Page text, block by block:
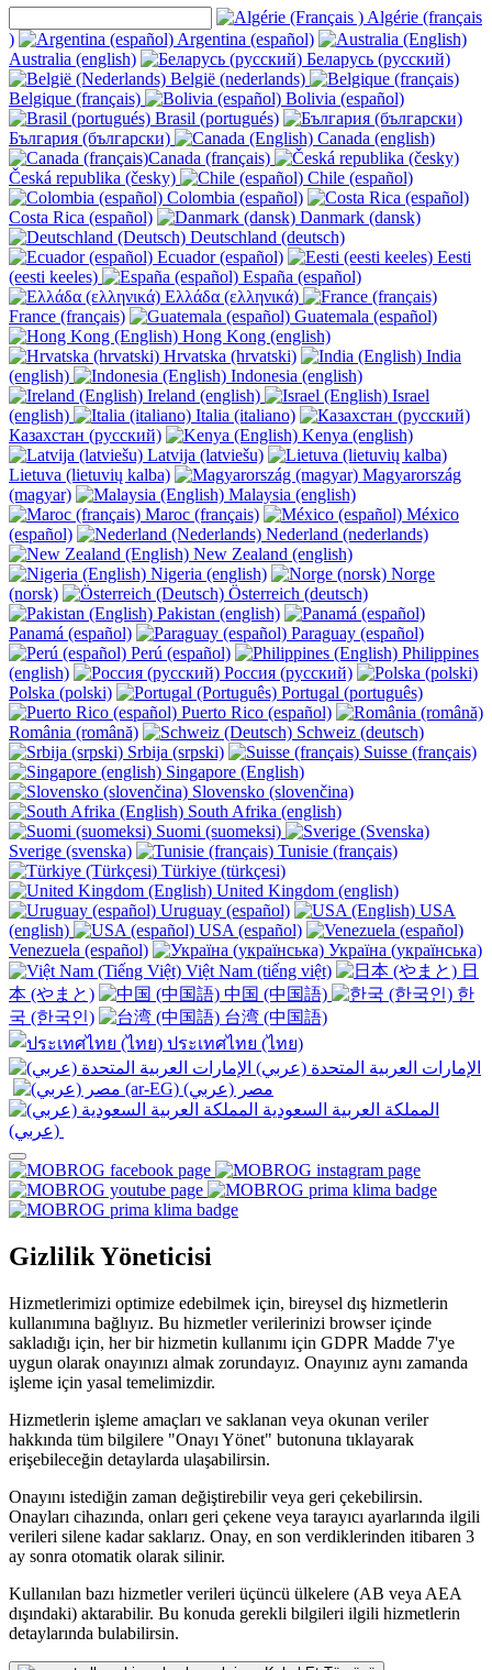
Algérie (français
)
Argentina (español)
Australia (english)
Беларусь (русский)
België (nederlands)
Belgique (français)
Bolivia (español)
Brasil (portugués)
България (български)
Canada (english)
Canada (français)
Česká republika (česky)
Chile (español)
Colombia (español)
Costa Rica (español)
Danmark (dansk)
Deutschland (deutsch)
Ecuador (español)
Eesti
(eesti keeles)
España (español)
Ελλάδα (ελληνικά)
France (français)
Guatemala (español)
Hong Kong (english)
Hrvatska (hrvatski)
India
(english)
Indonesia (english)
Ireland (english)
Israel
(english)
Italia (italiano)
Казахстан (русский)
Kenya (english)
Latvija (latviešu)
Lietuva (lietuvių kalba)
Magyarország
(magyar)
Malaysia (english)
Maroc (français)
México
(español)
Nederland (nederlands)
New Zealand (english)
Nigeria (english)
Norge
(norsk)
Österreich (deutsch)
Pakistan (english)
Panamá (español)
Paraguay (español)
Perú (español)
Philippines
(english)
Россия (русский)
Polska (polski)
Portugal (português)
Puerto Rico (español)
România (română)
Schweiz (deutsch)
Srbija (srpski)
Suisse (français)
Singapore (English)
Slovensko (slovenčina)
South Afrika (english)
Suomi (suomeksi)
Sverige (svenska)
Tunisie (français)
Türkiye (türkçesi)
United Kingdom (english)
Uruguay (español)
USA
(english)
USA (español)
Venezuela (español)
Україна (українська)
Việt Nam (tiếng việt)
日
本 (やまと)
中国 (中国語)
한
국 (한국인)
台湾 (中国語)
ประเทศไทย (ไทย)
Gizlilik Yöneticisi
Hizmetlerimizi optimize edebilmek için, bireysel dış hizmetlerin
kullanımına bağlıyız. Bu hizmetler verilerinizi browser içinde
sakladığı için, her bir hizmetin kullanımı için GDPR Madde 7'ye
uygun olarak onayınızı almak zorundayız. Onayınız aynı zamanda
işleme için yasal temelimizdir.
Hizmetlerin işleme amaçları ve saklanan veya okunan veriler
hakkında tüm bilgilere "Onayı Yönet" butonuna tıklayarak
erişebileceğin detaylarda ulaşabilirsin.
Onayını istediğin zaman değiştirebilir veya geri çekebilirsin.
Onayları cihazında, onları geri çekene veya tarayıcı ayarlarında ilgili
verileri silene kadar saklarız. Onay, en son verdiklerinden itibaren 3
ay sonra otomatik olarak silinir.
Kullanılan bazı hizmetler verileri üçüncü ülkelere (AB veya AEA
dışındaki) aktarabilir. Bu konuda gerekli bilgileri ilgili hizmetlerin
detaylarında bulabilirsin.